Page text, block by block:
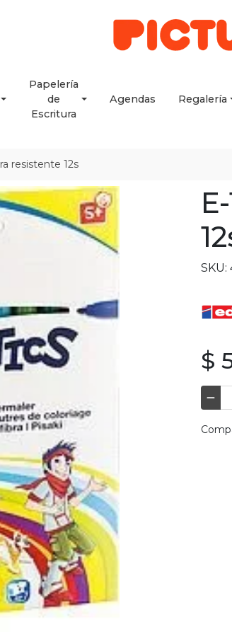
Papelería
de
Escritura
Agendas Regalería
resistente 12s
SKU:
$